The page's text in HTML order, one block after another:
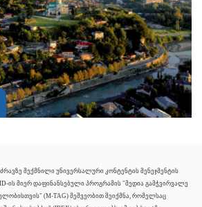
შექმნილი უნივერსალური კონტენტის მენეჯმენტის
ის მიერ დაფინანსებული პროგრამის "მედია გამჭვირვალე
(M-TAG) მეშვეობით შეიქმნა, რომელსაც